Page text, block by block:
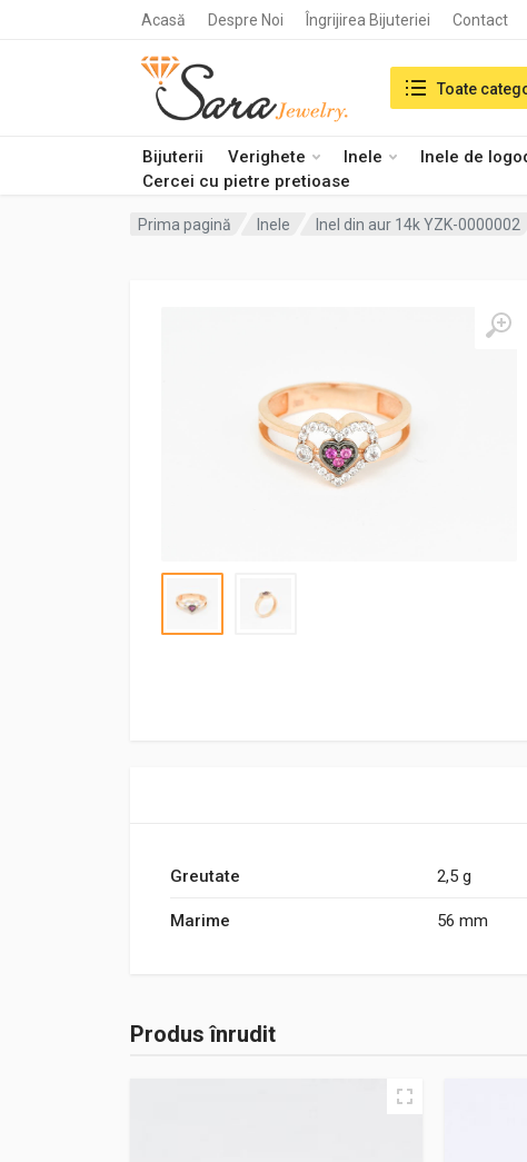
Acasă Despre Noi Îngrijirea Bijuteriei Contact
Bijuterii Verighete Inele Inele de
Cercei cu pietre pretioase
Search in:Toate
Prima pagină Inele Inel din aur 14k YZK-0000002
Greutate 2,5 g
Marime 56 mm
Produs înrudit